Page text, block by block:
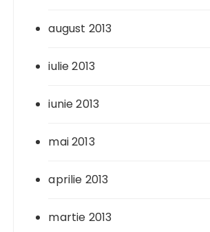
august 2013
iulie 2013
iunie 2013
mai 2013
aprilie 2013
martie 2013